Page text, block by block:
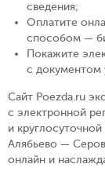
сведения;
Оплатите
способом —
Покажите
с документом
Сайт Poezda.ru
с электронной
и
Алябьево —
онлайн и